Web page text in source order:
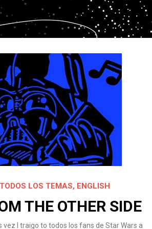
LOS TEMAS, ENGLISH
THE OTHER SIDE
vez I traigo to todos los fans de Star Wars a